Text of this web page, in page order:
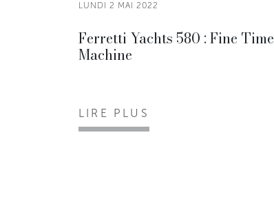
LUNDI 2 MAI 2022
Ferretti Yachts 580 : Fine Time
Machine
LIRE PLUS